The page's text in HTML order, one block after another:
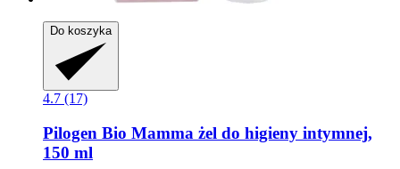
Do koszyka
4.7 (17)
Pilogen Bio Mamma żel do higieny intymnej,
150 ml